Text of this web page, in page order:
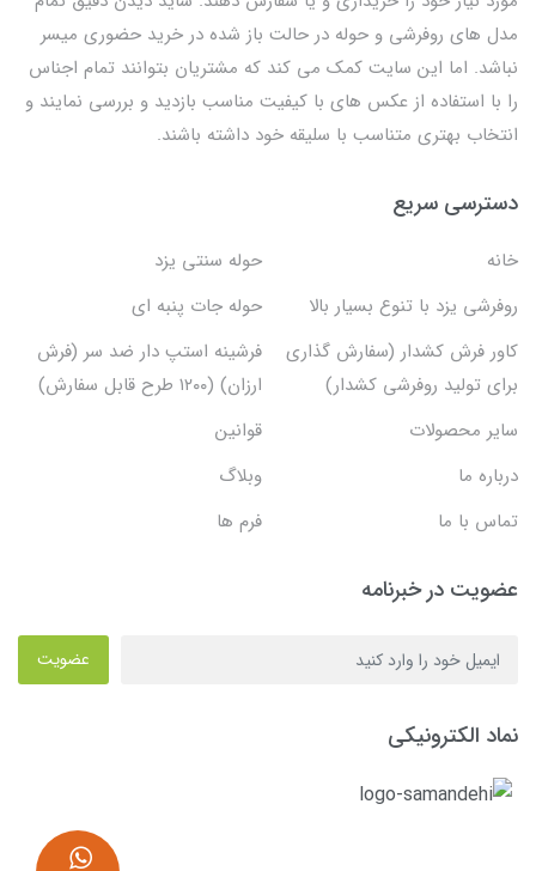
مدل های روفرشی و حوله در حالت باز شده در خرید حضوری میسر
نباشد. اما این سایت کمک می کند که مشتریان بتوانند تمام اجناس
را با استفاده از عکس های با کیفیت مناسب بازدید و بررسی نمایند و
انتخاب بهتری متناسب با سلیقه خود داشته باشند.
دسترسی سریع
خانه
حوله سنتی یزد
روفرشی یزد با تنوع بسیار بالا
حوله جات پنبه ای
کاور فرش کشدار (سفارش گذاری
برای تولید روفرشی کشدار)
فرشینه استپ دار ضد سر (فرش
ارزان) (۱۲۰۰ طرح قابل سفارش)
سایر محصولات
قوانین
درباره ما
وبلاگ
تماس با ما
فرم ها
عضویت در خبرنامه
عضویت
نماد الکترونیکی